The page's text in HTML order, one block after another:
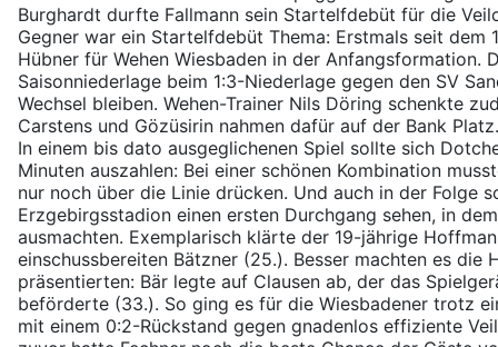
Burghardt durfte Fallmann sein Startelfdebüt für die
Gegner war ein Startelfdebüt Thema: Erstmals seit dem
Hübner für Wehen Wiesbaden in der Anfangsformation.
Saisonniederlage beim 1:3-Niederlage gegen den SV
Wechsel bleiben. Wehen-Trainer Nils Döring schenkte
Carstens und Gözüsirin nahmen dafür auf der Bank Platz.
In einem bis dato ausgeglichenen Spiel sollte sich
Minuten auszahlen: Bei einer schönen Kombination
nur noch über die Linie drücken. Und auch in der Folge
Erzgebirgsstadion einen ersten Durchgang sehen, in
ausmachten. Exemplarisch klärte der 19-jährige
einschussbereiten Bätzner (25.). Besser machten es die
präsentierten: Bär legte auf Clausen ab, der das
beförderte (33.). So ging es für die Wiesbadener trotz
mit einem 0:2-Rückstand gegen gnadenlos effiziente